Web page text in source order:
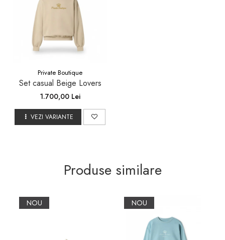
Private Boutique
Set casual Beige Lovers
1.700,00 Lei
VEZI VARIANTE
Produse similare
NOU NOU